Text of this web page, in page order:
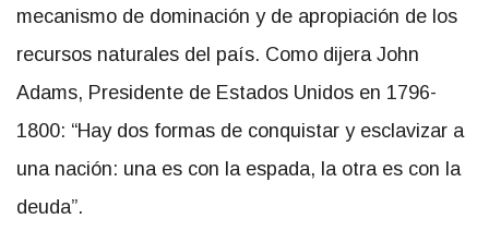
mecanismo de dominación y de apropiación de los
recursos naturales del país. Como dijera John
Adams, Presidente de Estados Unidos en 1796-
1800: “Hay dos formas de conquistar y esclavizar a
una nación: una es con la espada, la otra es con la
deuda”.